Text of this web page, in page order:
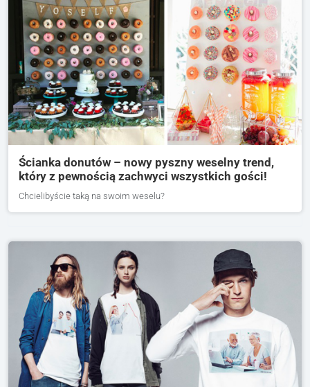
Ścianka donutów – nowy pyszny weselny trend,
który z pewnością zachwyci wszystkich gości!
Chcielibyście taką na swoim weselu?